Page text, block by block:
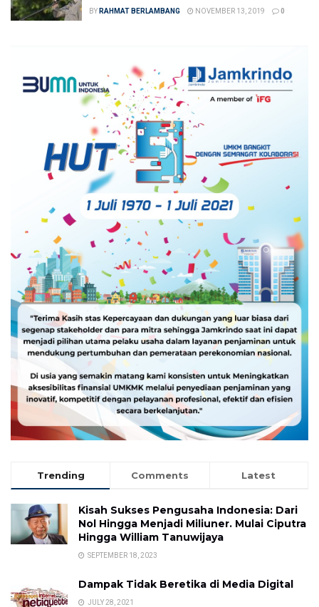
BY RAHMAT BERLAMBANG NOVEMBER 13, 2019 0
Trending Comments Latest
Kisah Sukses Pengusaha Indonesia: Dari
Nol Hingga Menjadi Miliuner. Mulai Ciputra
Hingga William Tanuwijaya
SEPTEMBER 18, 2023
Dampak Tidak Beretika di Media Digital
JULY 28, 2021